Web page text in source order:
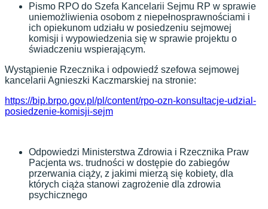
Pismo RPO do Szefa Kancelarii Sejmu RP w sprawie
uniemożliwienia osobom z niepełnosprawnościami i
ich opiekunom udziału w posiedzeniu sejmowej
komisji i wypowiedzenia się w sprawie projektu o
świadczeniu wspierającym.
Wystąpienie Rzecznika i odpowiedź szefowa sejmowej
kancelarii Agnieszki Kaczmarskiej na stronie:
https://bip.brpo.gov.pl/pl/content/rpo-ozn-konsultacje-udzial-
posiedzenie-komisji-sejm
Odpowiedzi Ministerstwa Zdrowia i Rzecznika Praw
Pacjenta ws. trudności w dostępie do zabiegów
przerwania ciąży, z jakimi mierzą się kobiety, dla
których ciąża stanowi zagrożenie dla zdrowia
psychicznego